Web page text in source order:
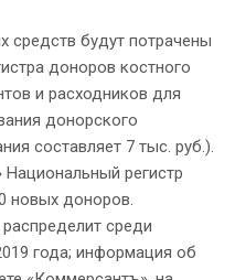
средств будут потрачены
доноров костного
и расходников для
донорского
составляет 7 тыс. руб.).
Национальный регистр
новых доноров.
среди
года; информация об